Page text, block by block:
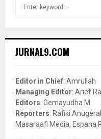
h
o
r
:
JURNAL9.COM
Editor in Chief: Amrullah
Managing Editor: Arief
Editors: Gemayudha M
Reporters: Rafiki
Masaraafi Media, Espana